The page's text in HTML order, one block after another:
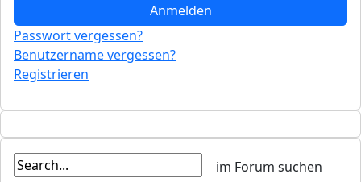
Anmelden
Passwort vergessen?
Benutzername vergessen?
Registrieren